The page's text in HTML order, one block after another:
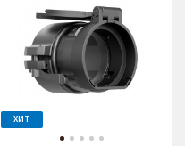
ХИТ